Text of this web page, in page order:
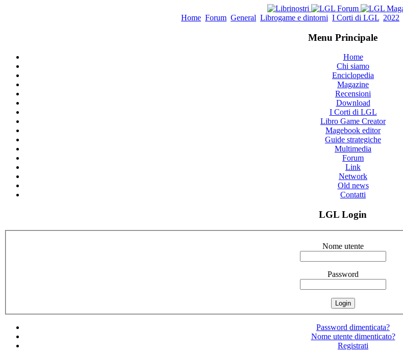
Home Forum General Librogame e dintorni I Corti di LGL 2022
Menu Principale
Home
Chi siamo
Enciclopedia
Magazine
Recensioni
Download
I Corti di LGL
Libro Game Creator
Magebook editor
Guide strategiche
Multimedia
Forum
Link
Network
Old news
Contatti
LGL Login
Nome utente
Password
Password dimenticata?
Nome utente dimenticato?
Registrati